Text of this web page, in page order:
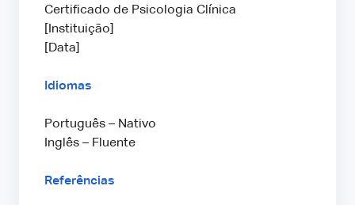
Certificado de Psicologia Clínica
[Instituição]
[Data]
Idiomas
Português – Nativo
Inglês – Fluente
Referências